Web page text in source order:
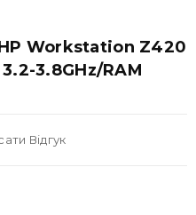
Workstation Z420
3.8GHz/RAM
Відгук